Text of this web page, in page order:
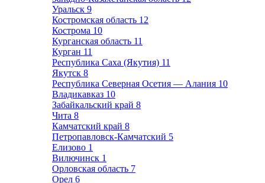
Уральск 9
Костромская область 12
Кострома 10
Курганская область 11
Курган 11
Республика Саха (Якутия) 11
Якутск 8
Республика Северная Осетия — Алания 10
Владикавказ 10
Забайкальский край 8
Чита 8
Камчатский край 8
Петропавловск-Камчатский 5
Елизово 1
Вилючинск 1
Орловская область 7
Орел 6